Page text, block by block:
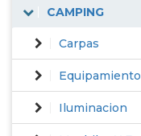
CAMPING
Carpas
Iluminacion